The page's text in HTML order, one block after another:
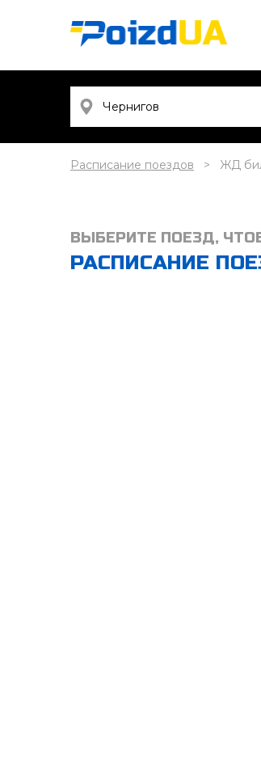
Расписание поездов ЖД
ВЫБЕРИТЕ ПОЕЗД,
РАСПИСАНИЕ